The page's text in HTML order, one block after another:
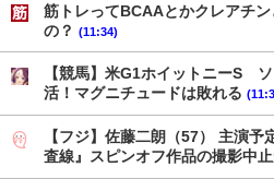
筋トレってBCAAとかクレアチ
の？ (11:34)
【競馬】米G1ホイットニーS
活！マグニチュードは敗れる
【フジ】佐藤二朗（57） 主演予
査線』スピンオフ作品の撮影中